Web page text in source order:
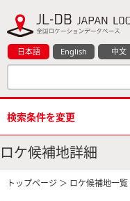
日本語 English 中文
検索条件を変更
ロケ候補地詳細
トップページ ＞ ロケ候補地一覧